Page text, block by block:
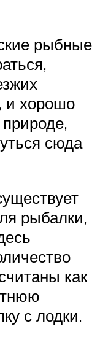
рыбные
и хорошо
сюда
рыбалки,
как
с лодки.